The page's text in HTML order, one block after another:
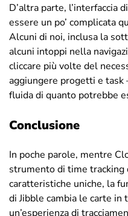
D’altra parte, l’interfaccia
essere un po’ complicata
Alcuni di noi, inclusa la
alcuni intoppi nella
cliccare più volte del
aggiungere progetti e task
fluida di quanto potrebbe
Conclusione
In poche parole, mentre
strumento di time tracking
caratteristiche uniche, la
di Jibble cambia le carte in
un’esperienza di